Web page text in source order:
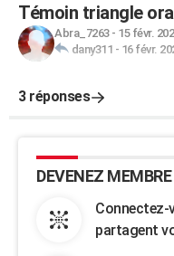
Témoin triangle
Abra_7263- 15 févr.
dany311 - 16 févr.
3 réponses
DEVENEZ
Connectez-
partagent